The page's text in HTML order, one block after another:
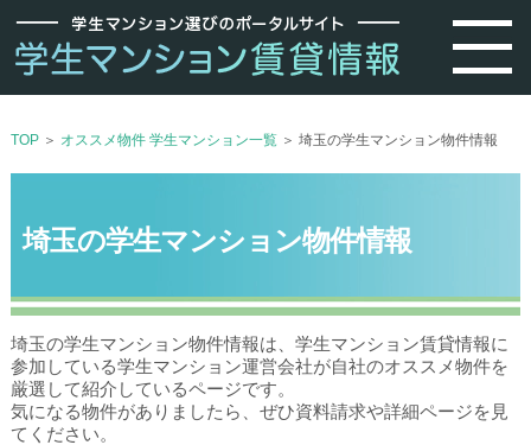
TOP＞ オススメ物件 学生マンション一覧＞ 埼玉の学生マンション物件情報
埼玉の学生マンション物件情報
埼玉の学生マンション物件情報は、学生マンション賃貸情報に
参加している学生マンション運営会社が自社のオススメ物件を
厳選して紹介しているページです。
気になる物件がありましたら、ぜひ資料請求や詳細ページを見
てください。